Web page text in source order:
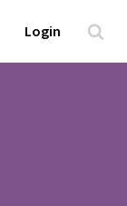
Login